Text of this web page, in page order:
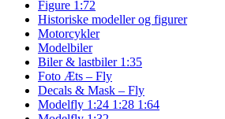
Figure 1:72
Historiske modeller og figurer
Motorcykler
Modelbiler
Biler & lastbiler 1:35
Foto Æts – Fly
Decals & Mask – Fly
Modelfly 1:24 1:28 1:64